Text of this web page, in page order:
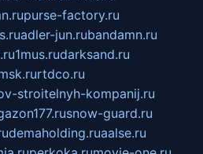
purse-factory.ru
adler-jun.rubandamn.ru
1mus.rudarksand.ru
rtdco.ru
stroitelnyh-kompanij.ru
snow-guard.ru
demaholding.ruaalse.ru